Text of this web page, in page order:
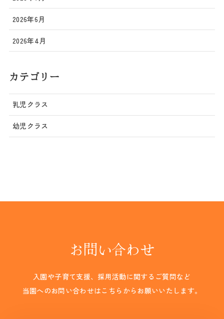
2026年6月
2026年4月
カテゴリー
乳児クラス
幼児クラス
お問い合わせ
入園や子育て支援、採用活動に関するご質問など
当園へのお問い合わせはこちらからお願いいたします。